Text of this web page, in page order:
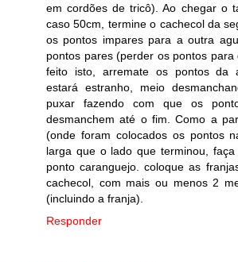
em cordões de tricô). Ao chegar o
caso 50cm, termine o cachecol da
os pontos impares para a outra
pontos pares (perder os pontos para
feito isto, arremate os pontos da
estará estranho, meio
puxar fazendo com que os
desmanchem até o fim. Como a
(onde foram colocados os pontos
larga que o lado que terminou,
ponto caranguejo. coloque as
cachecol, com mais ou menos 2
(incluindo a franja).
Responder